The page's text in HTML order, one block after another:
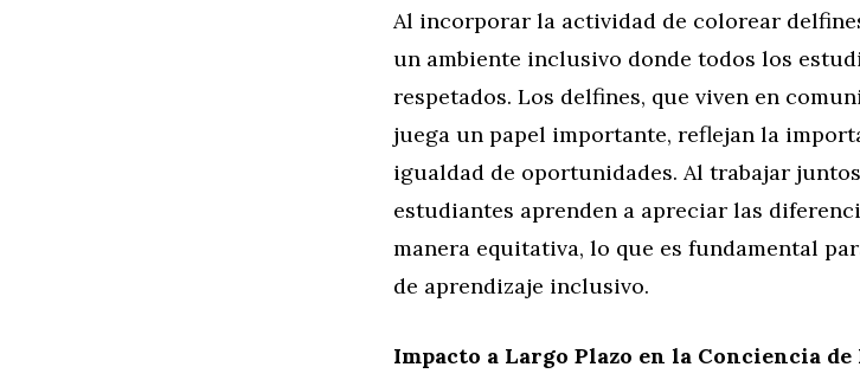
Al incorporar la actividad de colorear
un ambiente inclusivo donde todos los
respetados. Los delfines, que viven en
juega un papel importante, reflejan la
igualdad de oportunidades. Al trabajar
estudiantes aprenden a apreciar las
manera equitativa, lo que es fundamental
de aprendizaje inclusivo.
Impacto a Largo Plazo en la Conciencia de